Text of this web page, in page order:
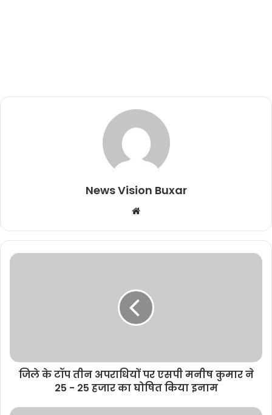
News Vision Buxar
b
s
e
जिले के टॉप तीन अपराधियों पर एसपी मनीष कुमार ने
25 - 25 हजार का घोषित किया इनाम